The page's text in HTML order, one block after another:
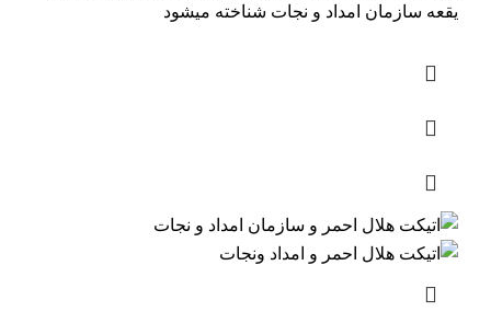
یقعه سازمان امداد و نجات شناخته ميشود